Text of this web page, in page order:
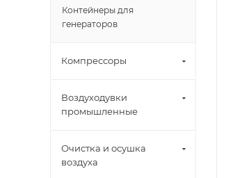
Контейнеры для
генераторов
Компрессоры
Воздуходувки
промышленные
Очистка и осушка
воздуха